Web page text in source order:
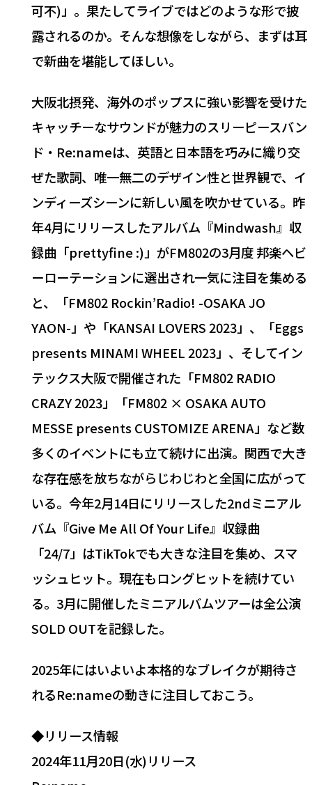
可不)」。果たしてライブではどのような形で披
露されるのか。そんな想像をしながら、まずは耳
で新曲を堪能してほしい。
大阪北摂発、海外のポップスに強い影響を受けた
キャッチーなサウンドが魅力のスリーピースバン
ド・Re:nameは、英語と日本語を巧みに織り交
ぜた歌詞、唯一無二のデザイン性と世界観で、イ
ンディーズシーンに新しい風を吹かせている。昨
年4月にリリースしたアルバム『Mindwash』収
録曲「prettyfine :)」がFM802の3月度 邦楽ヘビ
ーローテーションに選出され一気に注目を集める
と、「FM802 Rockin’Radio! -OSAKA JO
YAON-」や「KANSAI LOVERS 2023」、「Eggs
presents MINAMI WHEEL 2023」、そしてイン
テックス大阪で開催された「FM802 RADIO
CRAZY 2023」「FM802 × OSAKA AUTO
MESSE presents CUSTOMIZE ARENA」など数
多くのイベントにも立て続けに出演。関西で大き
な存在感を放ちながらじわじわと全国に広がって
いる。今年2月14日にリリースした2ndミニアル
バム『Give Me All Of Your Life』収録曲
「24/7」はTikTokでも大きな注目を集め、スマ
ッシュヒット。現在もロングヒットを続けてい
る。3月に開催したミニアルバムツアーは全公演
SOLD OUTを記録した。
2025年にはいよいよ本格的なブレイクが期待さ
れるRe:nameの動きに注目しておこう。
◆リリース情報
2024年11月20日(水)リリース